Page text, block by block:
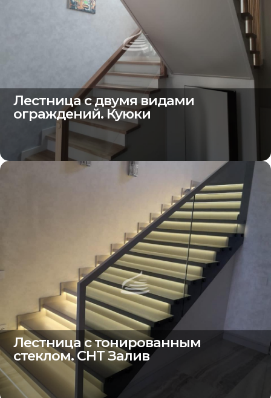
Лестница с двумя видами
ограждений. Куюки
Лестница с тонированным
стеклом. СНТ Залив